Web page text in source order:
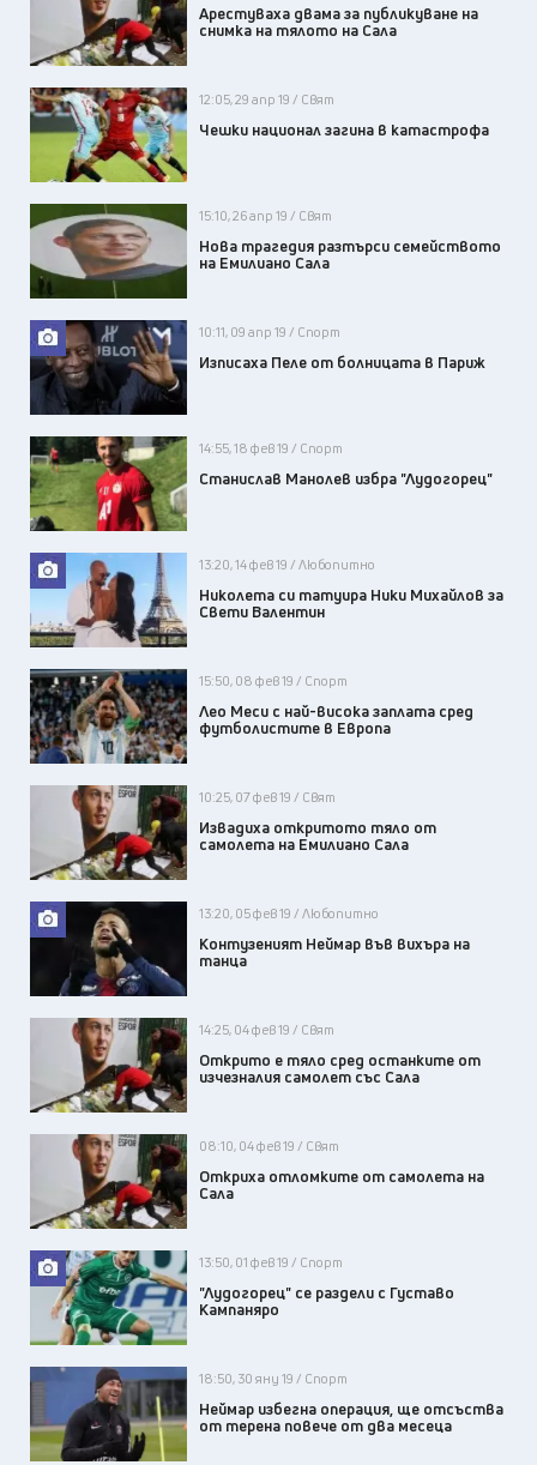
Арестуваха двама за публикуване на
снимка на тялото на Сала
12:05, 29 апр 19 / Свят
Чешки национал загина в катастрофа
15:10, 26 апр 19 / Свят
Нова трагедия разтърси семейството
на Емилиано Сала
10:11, 09 апр 19 / Спорт
Изписаха Пеле от болницата в Париж
14:55, 18 фев 19 / Спорт
Станислав Манолев избра "Лудогорец"
13:20, 14 фев 19 / Любопитно
Николета си татуира Ники Михайлов за
Свети Валентин
15:50, 08 фев 19 / Спорт
Лео Меси с най-висока заплата сред
футболистите в Европа
10:25, 07 фев 19 / Свят
Извадиха откритото тяло от
самолета на Емилиано Сала
13:20, 05 фев 19 / Любопитно
Контузеният Неймар във вихъра на
танца
14:25, 04 фев 19 / Свят
Открито е тяло сред останките от
изчезналия самолет със Сала
08:10, 04 фев 19 / Свят
Откриха отломките от самолета на
Сала
13:50, 01 фев 19 / Спорт
"Лудогорец" се раздели с Густаво
Кампаняро
18:50, 30 яну 19 / Спорт
Неймар избегна операция, ще отсъства
от терена повече от два месеца